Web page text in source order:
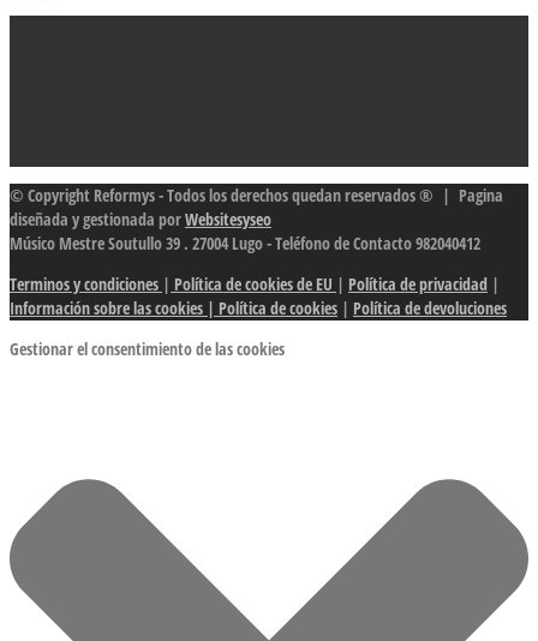
© Copyright Reformys - Todos los derechos quedan reservados ® | Pagina
diseñada y gestionada porWebsitesyseo
Músico Mestre Soutullo 39 . 27004 Lugo - Teléfono de Contacto 982040412
Terminos y condiciones | Política de cookies de EU | Política de privacidad |
Información sobre las cookies | Política de cookies | Política de devoluciones
Gestionar el consentimiento de las cookies